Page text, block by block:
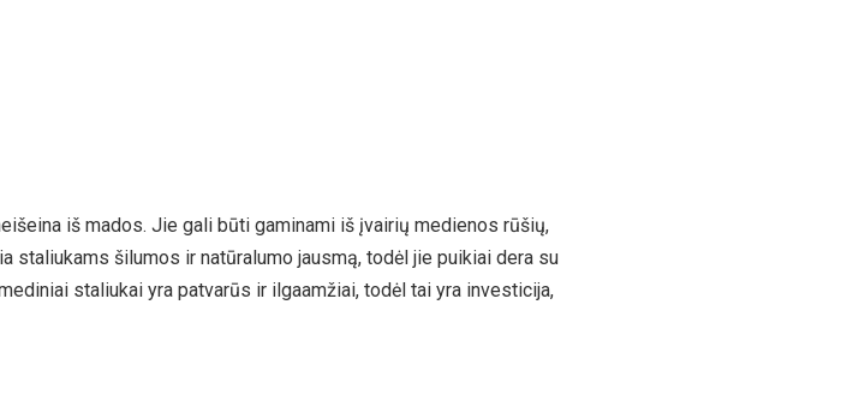
iš mados. Jie gali būti gaminami iš įvairių medienos rūšių,
staliukams šilumos ir natūralumo jausmą, todėl jie puikiai dera su
staliukai yra patvarūs ir ilgaamžiai, todėl tai yra investicija,